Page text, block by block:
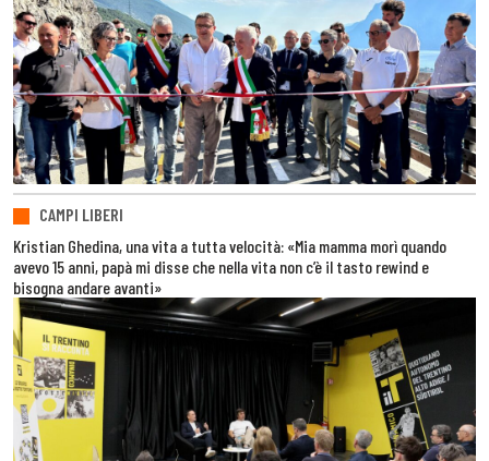
CAMPI LIBERI
Kristian Ghedina, una vita a tutta velocità: «Mia mamma morì quando
avevo 15 anni, papà mi disse che nella vita non c’è il tasto rewind e
bisogna andare avanti»